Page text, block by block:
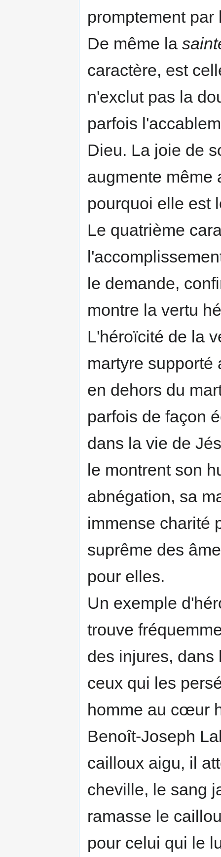
promptement
De même la
caractère, est
n'exclut pas la
parfois
Dieu. La joie de
augmente même
pourquoi elle est
Le quatrième
le demande,
montre la vertu
L'héroïcité de la
martyre supporté
en dehors du
parfois de façon
dans la vie de
le montrent son
abnégation, sa
immense charité
suprême des
pour elles.
Un exemple
trouve
des injures, dans
ceux qui les
homme au cœur
Benoît-Joseph
cailloux aigu, il
cheville, le sang
ramasse le
pour celui qui le